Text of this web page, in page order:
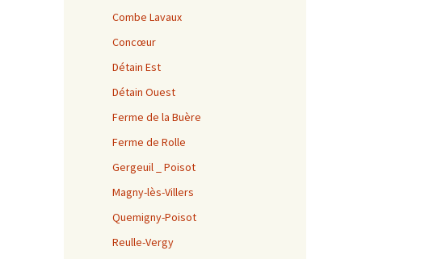
Combe Lavaux
Concœur
Détain Est
Détain Ouest
Ferme de la Buère
Ferme de Rolle
Gergeuil _ Poisot
Magny-lès-Villers
Quemigny-Poisot
Reulle-Vergy